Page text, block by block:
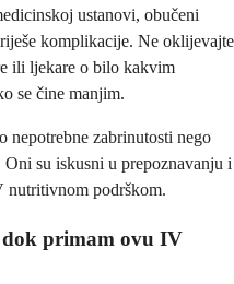
ustanovi, obučeni
komplikacije. Ne oklijevajte
ili ljekare o bilo kakvim
se čine manjim.
nepotrebne zabrinutosti nego
su iskusni u prepoznavanju i
nutritivnom podrškom.
primam ovu IV